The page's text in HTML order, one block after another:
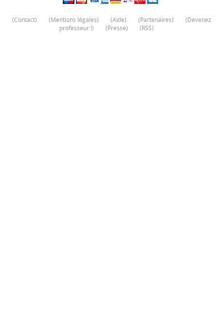
(Contact) (Mentions légales) (Aide) (Partenaires) (Devenez
professeur !) (Presse) (RSS)